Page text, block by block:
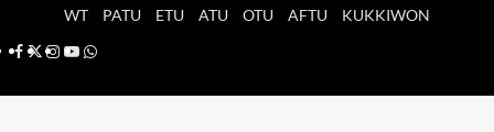
WT PATU ETU ATU OTU AFTU
KUKKIWON
Facebook
X Instagram
YouTube
Whatsapp